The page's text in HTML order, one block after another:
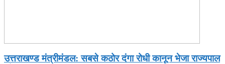
उत्तराखण्ड मंत्रीमंडल: सबसे कठोर दंगा रोधी कानून भेजा राज्यपाल